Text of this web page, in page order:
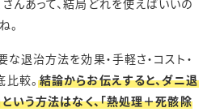
。
退治方法を効果・手軽さ・コスト・
較。 結論からお伝えすると、ダニ退
いう方法はなく、「熱処理＋死骸除